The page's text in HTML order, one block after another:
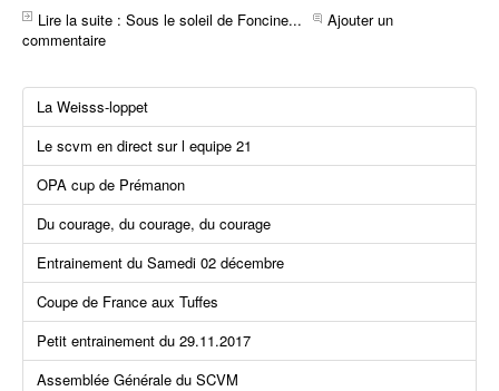
5 Lire la suite : Sous le soleil de Foncine...
Ajouter un
commentaire
La Weisss-loppet
Le scvm en direct sur l equipe 21
OPA cup de Prémanon
Du courage, du courage, du courage
Entrainement du Samedi 02 décembre
Coupe de France aux Tuffes
Petit entrainement du 29.11.2017
Assemblée Générale du SCVM